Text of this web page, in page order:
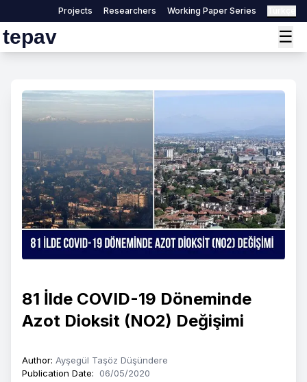
Projects Researchers Working Paper Series
tepav ☰
81 İlde COVID-19 Döneminde
Azot Dioksit (NO2) Değişimi
Author: Ayşegül Taşöz Düşündere
Publication Date: 06/05/2020